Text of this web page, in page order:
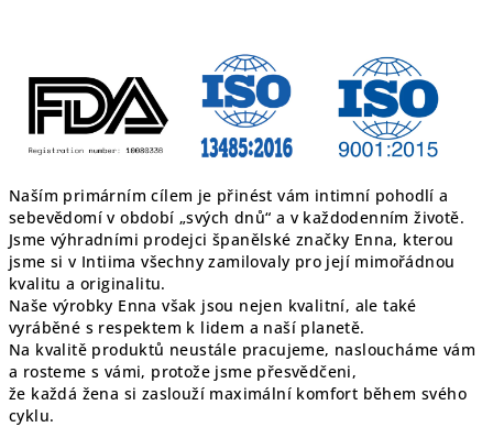
Naším primárním cílem je přinést vám intimní pohodlí a
sebevědomí v období „svých dnů“ a v každodenním životě.
Jsme výhradními prodejci španělské značky Enna, kterou
jsme si v Intiima všechny zamilovaly pro její mimořádnou
kvalitu a originalitu.
Naše výrobky Enna však jsou nejen kvalitní, ale také
vyráběné s respektem k lidem a naší planetě.
Na kvalitě produktů neustále pracujeme, nasloucháme vám
a rosteme s vámi, protože jsme přesvědčeni,
že každá žena si zaslouží maximální komfort během svého
cyklu.